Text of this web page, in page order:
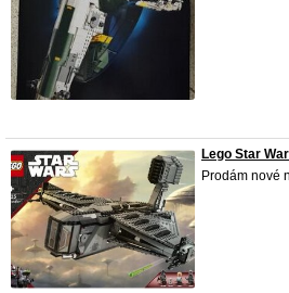
Lego Star
Prodám nové